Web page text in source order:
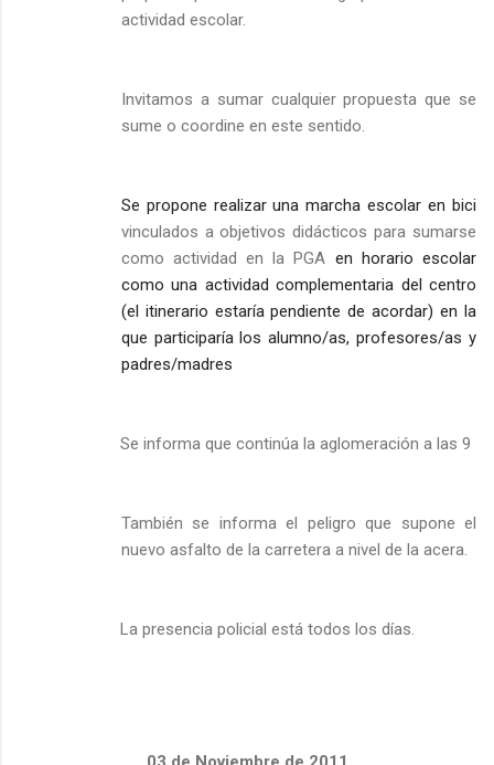
actividad escolar.
Invitamos a sumar cualquier propuesta que se
sume o coordine en este sentido.
Se propone realizar una marcha escolar en bici
vinculados a objetivos didácticos para sumarse
como actividad en la PGA en horario escolar
como una actividad complementaria del centro
(el itinerario estaría pendiente de acordar) en la
que participaría los alumno/as, profesores/as y
padres/madres
Se informa que continúa la aglomeración a las 9
También se informa el peligro que supone el
nuevo asfalto de la carretera a nivel de la acera.
La presencia policial está todos los días.